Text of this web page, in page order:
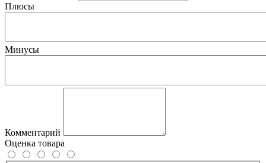
Плюсы
Минусы
Комментарий
Оценка товара